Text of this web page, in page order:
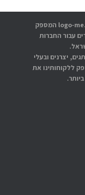
אתוס עסקים מפעילה את אתר logo-me.co.il המספק
עבור החברות
יצרנים ובעלי
ללקוחותינו את